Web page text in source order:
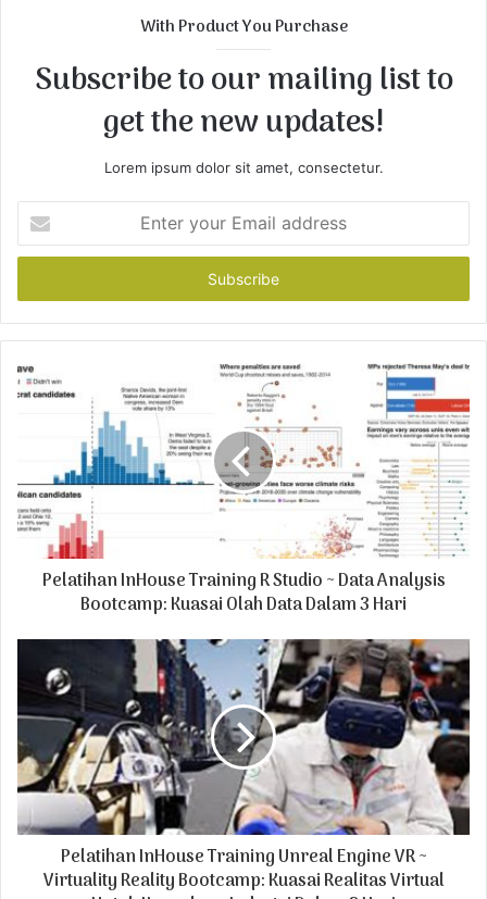
With Product You Purchase
Subscribe to our mailing list to
get the new updates!
Lorem ipsum dolor sit amet, consectetur.
t
r
y
u
r
i
l
a
s
Pelatihan InHouse Training R Studio ~ Data Analysis
Bootcamp: Kuasai Olah Data Dalam 3 Hari
Pelatihan InHouse Training Unreal Engine VR ~
Virtuality Reality Bootcamp: Kuasai Realitas Virtual